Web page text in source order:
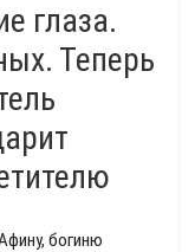
глаза.
Теперь
богиню